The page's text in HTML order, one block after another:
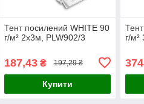
Тент посилений WHITE 90
г/м² 2х3м, PLW902/3
187,43₴ 197,29 ₴
Купити
г/м²